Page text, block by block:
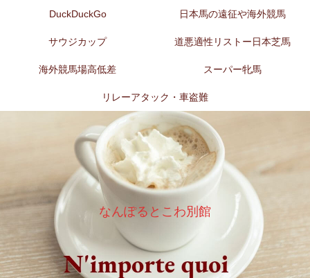
なんぽるとこわ別館
DuckDuckGo 日本馬の遠征や海外競馬
サウジカップ 道悪適性リストー日本芝馬
海外競馬場高低差 スーパー牝馬
リレーアタック・車盗難